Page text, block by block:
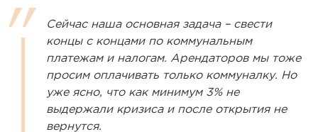
Сейчас наша основная задача – свести
концы с концами по коммунальным
платежам и налогам. Арендаторов мы тоже
просим оплачивать только коммуналку. Но
уже ясно, что как минимум 3% не
выдержали кризиса и после открытия не
вернутся.